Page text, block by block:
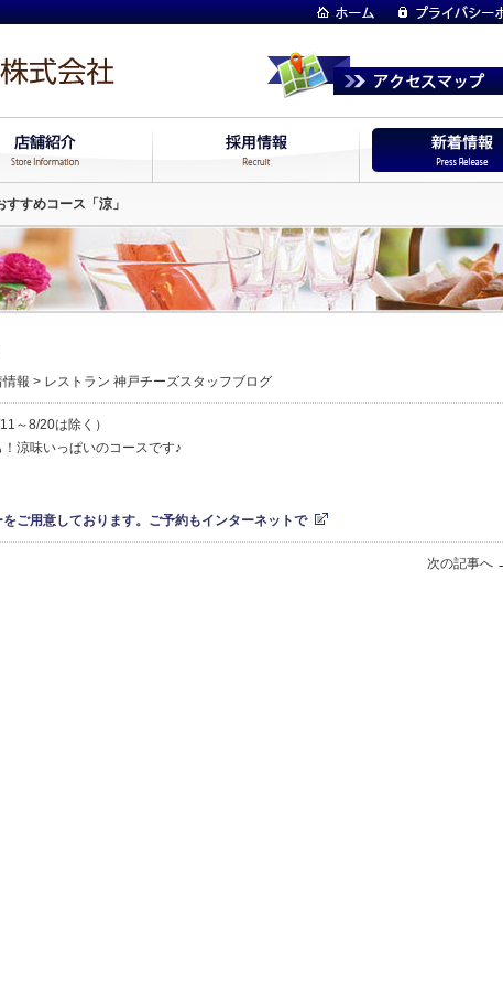
すすめコース「涼」
情報 > レストラン 神戸チーズスタッフブログ
～8/20は除く）
涼味いっぱいのコースです♪
ご用意しております。ご予約もインターネットで
次の記事へ